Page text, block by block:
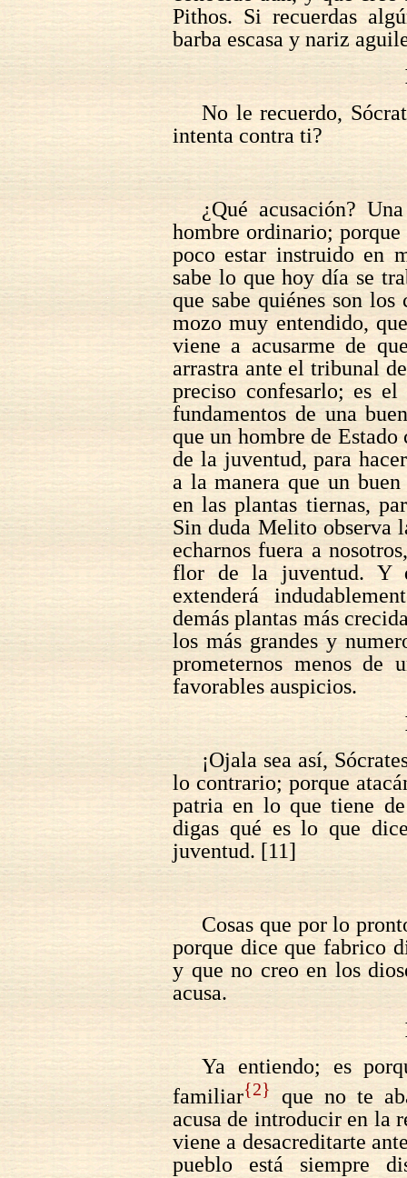
Pithos. Si recuerdas
barba escasa y nariz
No le recuerdo,
intenta contra ti?
¿Qué acusación?
hombre ordinario; porque
poco estar instruido en
sabe lo que hoy día se
que sabe quiénes son
mozo muy entendido,
viene a acusarme de
arrastra ante el tribunal
preciso confesarlo; es
fundamentos de una
que un hombre de
de la juventud, para
a la manera que un
en las plantas tiernas,
Sin duda Melito observa
echarnos fuera a
flor de la juventud. Y
extenderá
demás plantas más
los más grandes y
prometernos menos de
favorables auspicios.
¡Ojala sea así,
lo contrario; porque
patria en lo que tiene
digas qué es lo que
juventud. [11]
Cosas que por lo
porque dice que fabrico
y que no creo en los
acusa.
Ya entiendo; es
familiar{2}
que no te
acusa de introducir en la
viene a desacreditarte
pueblo está siempre